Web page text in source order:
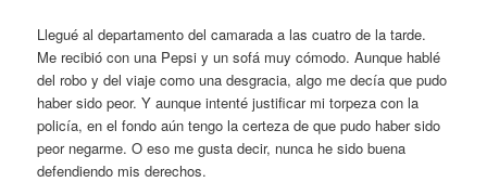
Llegué al departamento del camarada a las cuatro de la tarde.
Me recibió con una Pepsi y un sofá muy cómodo. Aunque hablé
del robo y del viaje como una desgracia, algo me decía que pudo
haber sido peor. Y aunque intenté justificar mi torpeza con la
policía, en el fondo aún tengo la certeza de que pudo haber sido
peor negarme. O eso me gusta decir, nunca he sido buena
defendiendo mis derechos.